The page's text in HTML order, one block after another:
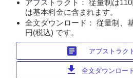
アブストラクト： 従量制は
は基本料金に含まれます。
全文ダウンロード： 従量制、
円(税込) です。
article アブストラク
download 全文ダウンロー